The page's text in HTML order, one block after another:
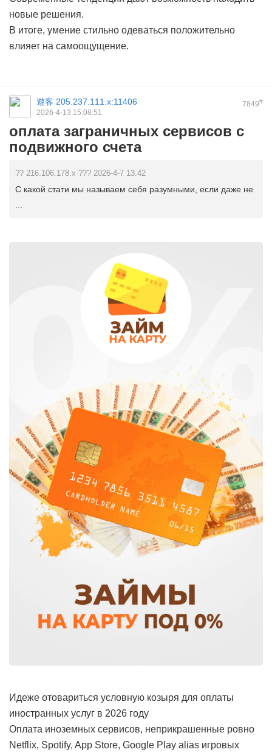
новые решения.
В итоге, умение стильно одеваться положительно
влияет на самоощущение.
7849#
遊客 205.237.111.x:11406
2026-4-13 15:08:51
оплата заграничных сервисов с
подвижного счета
?? 216.106.178.x ??? 2026-4-7 13:42
С какой стати мы называем себя разумными, если даже не
Идеже отовариться условную козыря для оплаты
иностранных услуг в 2026 году
Оплата иноземных сервисов, неприкрашенные ровно
Netflix, Spotify, App Store, Google Play alias игровых